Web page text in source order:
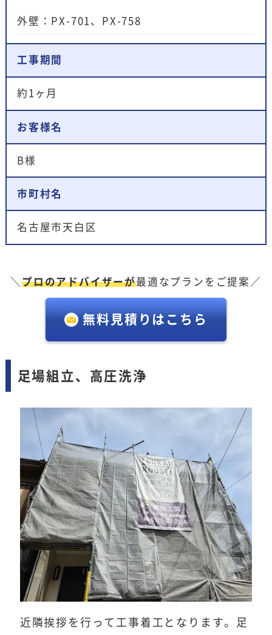
外壁：PX-701、PX-758
工事期間
約1ヶ月
お客様名
B様
市町村名
名古屋市天白区
＼プロのアドバイザーが最適なプランをご提案／
無料見積りはこちら
足場組立、高圧洗浄
近隣挨拶を行って工事着工となります。足